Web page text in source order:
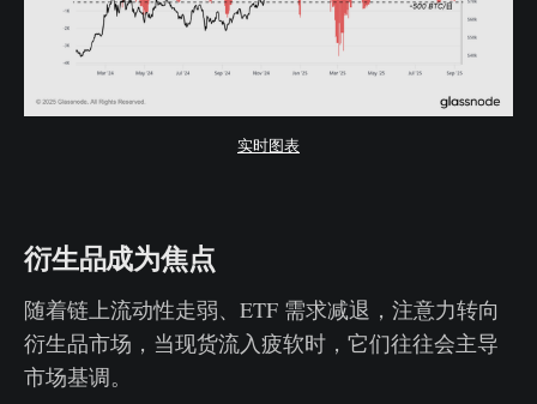
实时图表
衍生品成为焦点
随着链上流动性走弱、ETF 需求减退，注意力转向
衍生品市场，当现货流入疲软时，它们往往会主导
市场基调。